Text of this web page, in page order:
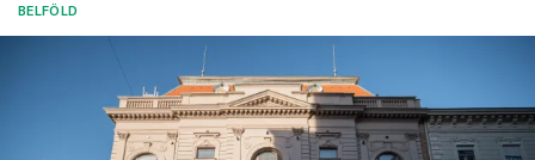
BELFÖLD